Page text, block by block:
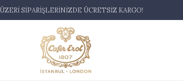
SİPARİŞLERİNİZDE ÜCRETSİZ KARGO!